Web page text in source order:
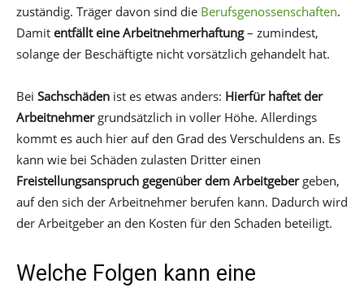
zuständig. Träger davon sind die Berufsgenossenschaften.
Damit entfällt eine Arbeitnehmerhaftung– zumindest,
solange der Beschäftigte nicht vorsätzlich gehandelt hat.
Bei Sachschäden ist es etwas anders: Hierfür haftet der
Arbeitnehmergrundsätzlich in voller Höhe. Allerdings
kommt es auch hier auf den Grad des Verschuldens an. Es
kann wie bei Schäden zulasten Dritter einen
Freistellungsanspruch gegenüber dem Arbeitgebergeben,
auf den sich der Arbeitnehmer berufen kann. Dadurch wird
der Arbeitgeber an den Kosten für den Schaden beteiligt.
Welche Folgen kann eine